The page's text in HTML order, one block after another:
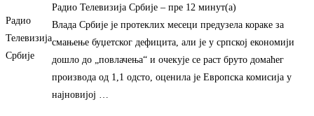
Радио
Телевизија
Србије
Радио Телевизија Србије – ‎пре 12 минут(а)‎
Влада Србије је протеклих месеци предузела кораке за
смањење буџетског дефицита, али је у српској економији
дошло до „повлачења“ и очекује се раст бруто домаћег
производа од 1,1 одсто, оценила је Европска комисија у
најновијој …